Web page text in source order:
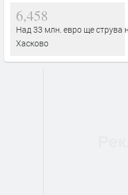
6,458
Над 33 млн. евро ще струва
Хасково